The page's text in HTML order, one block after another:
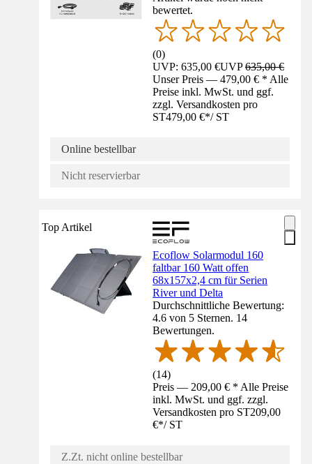
bewertet.
(0)
UVP: 635,00 €UVP635,00 €
Unser Preis — 479,00 € * Alle
Preise inkl. MwSt. und ggf.
zzgl. Versandkosten pro
ST479,00 €*/ ST
Online bestellbar
Nicht reservierbar
Top Artikel
Ecoflow Solarmodul 160
faltbar 160 Watt offen
68x157x2,4 cm für Serien
River und Delta
Durchschnittliche Bewertung:
4.6 von 5 Sternen. 14
Bewertungen.
(14)
Preis — 209,00 € * Alle Preise
inkl. MwSt. und ggf. zzgl.
Versandkosten pro ST209,00
€*/ ST
Z.Zt. nicht online bestellbar